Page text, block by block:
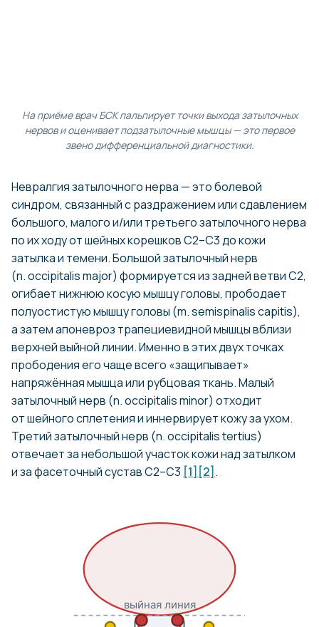
На приёме врач БСК пальпирует точки выхода затылочных
нервов и оценивает подзатылочные мышцы — это первое
звено дифференциальной диагностики.
Невралгия затылочного нерва — это болевой
синдром, связанный с раздражением или сдавлением
большого, малого и/или третьего затылочного нерва
по их ходу от шейных корешков С2–С3 до кожи
затылка и темени. Большой затылочный нерв
(n. occipitalis major) формируется из задней ветви С2,
огибает нижнюю косую мышцу головы, прободает
полуостистую мышцу головы (m. semispinalis capitis),
а затем апоневроз трапециевидной мышцы вблизи
верхней выйной линии. Именно в этих двух точках
прободения его чаще всего «защипывает»
напряжённая мышца или рубцовая ткань. Малый
затылочный нерв (n. occipitalis minor) отходит
от шейного сплетения и иннервирует кожу за ухом.
Третий затылочный нерв (n. occipitalis tertius)
отвечает за небольшой участок кожи над затылком
и за фасеточный сустав С2–С3 [1] [2] .
выйная линия